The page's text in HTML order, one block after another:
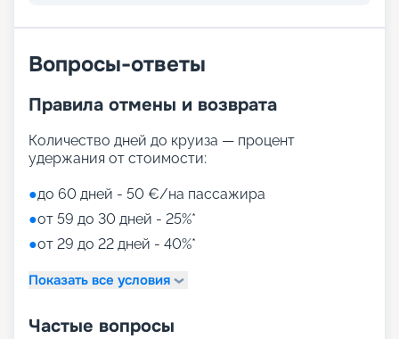
Вопросы-ответы
Правила отмены и возврата
Количество дней до круиза — процент
удержания от стоимости:
●до 60 дней - 50 €/на пассажира
●от 59 до 30 дней - 25%*
●от 29 до 22 дней - 40%*
Показать все условия
Частые вопросы